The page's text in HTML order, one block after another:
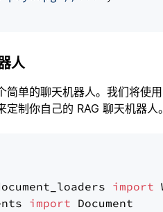
人
单的聊天机器人。我们将使用
制你自己的 RAG 聊天机器人。
import
import